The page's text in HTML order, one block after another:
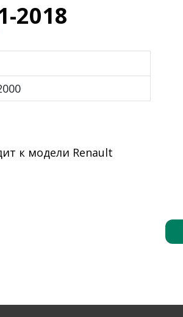
2018
к модели Renault